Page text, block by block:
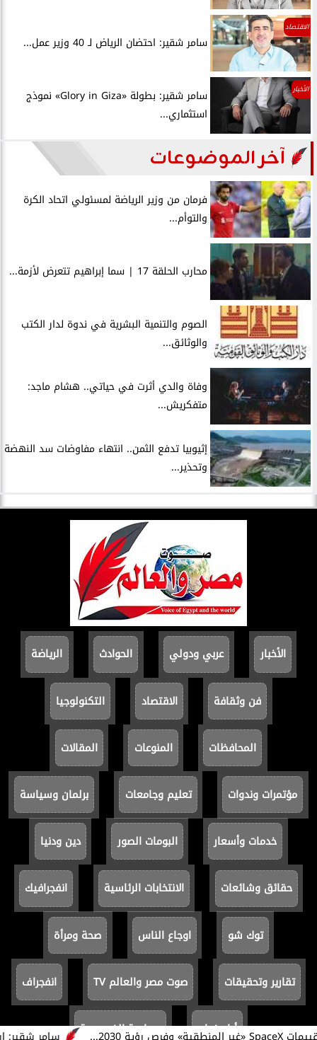
الاقتصاد
سامر شقير: احتضان الرياض لـ 40 وزير عمل...
الأخبار
سامر شقير: بطولة «Glory in Giza» نموذج
استثماري...
آخر الموضوعات
فرمان من وزير الرياضة لمسئولي اتحاد الكرة
والتوأم...
محارب الحلقة 17 | سما إبراهيم تتعرض لأزمة...
الصوم والتنمية البشرية في ندوة لدار الكتب
والوثائق...
وفاة والدي أثرت في حياتي.. هشام ماجد:
متفكريش...
إثيوبيا تدفع الثمن.. انتهاء مفاوضات سد النهضة
وتحذير...
الأخبار عربي ودولي الحوادث الرياضة
فن وثقافة الاقتصاد التكنولوجيا
المحافظات المنوعات المقالات
مؤتمرات وندوات تعليم وجامعات برلمان وسياسة
خدمات وأسعار البومات الصور دين ودنيا
حقائق وشائعات الانتخابات الرئاسية انفجرافيك
توك شو اوجاع الناس صحة ومرأة
تقارير وتحقيقات صوت مصر والعالم TV انفجراف
أيام زمان سياسة الخصوصية